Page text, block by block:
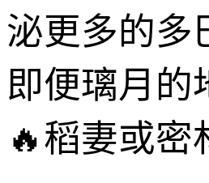
泌更多的多
即便璃月的
🔥稻妻或密